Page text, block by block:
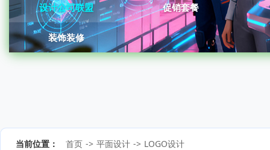
设计公司联盟 促销套餐
装饰装修
当前位置： 首页 -> 平面设计 -> LOGO设计